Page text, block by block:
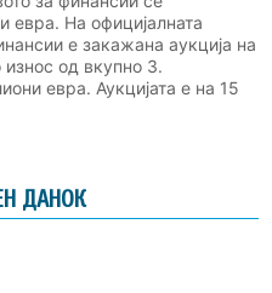
евра. На официјалната
е закажана аукција на
од вкупно 3.
евра. Аукцијата е на 15
ДАНОК